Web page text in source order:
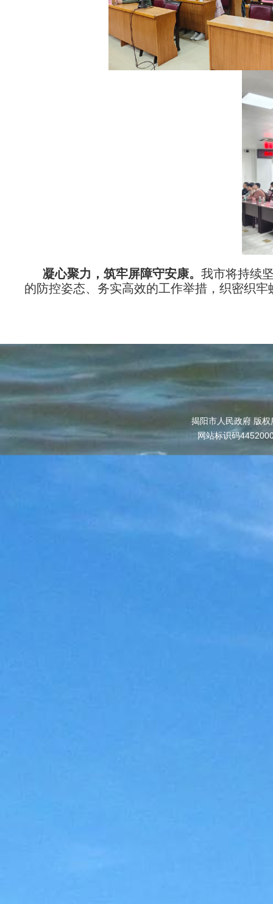
凝心聚力，筑牢屏障守安康。 我市将持续
的防控姿态、务实高效的工作举措，织密织
揭阳市人民政府 版
网站标识码